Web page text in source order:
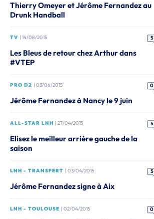
Thierry Omeyer et Jérôme Fernandez au
Drunk Handball
TV | 14/08/2015 5
Les Bleus de retour chez Arthur dans
#VTEP
PRO D2 | 03/06/2015 0
Jérôme Fernandez à Nancy le 9 juin
ALL-STAR LNH | 27/04/2015 5
Elisez le meilleur arrière gauche de la
saison
LNH - TRANSFERT | 03/04/2015 5
Jérôme Fernandez signe à Aix
LNH - TOULOUSE | 02/04/2015 0